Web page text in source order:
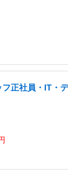
フ正社員・IT・